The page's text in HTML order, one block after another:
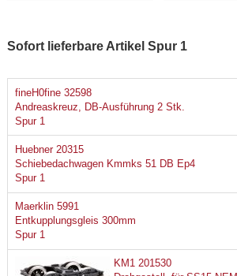
Sofort lieferbare Artikel Spur 1
fineH0fine 32598
Andreaskreuz, DB-Ausführung 2 Stk.
Spur 1
Huebner 20315
Schiebedachwagen Kmmks 51 DB Ep4
Spur 1
Maerklin 5991
Entkupplungsgleis 300mm
Spur 1
KM1 201530